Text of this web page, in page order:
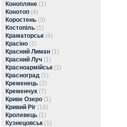
Конопляне (1)
Конотоп (4)
Коростень (3)
Костопіль (1)
Краматорськ (4)
Красіно (1)
Красний Лиман (1)
Красний Луч (1)
Красноармійськ (1)
Красноград (1)
Кременець (2)
Кременчук (7)
Криве Озеро (1)
Кривий Ріг (18)
Кролевець (1)
Кузнецовськ (1)